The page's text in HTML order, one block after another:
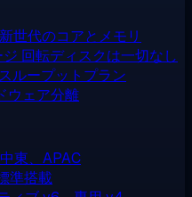
世代のコアとメモリ
回転ディスクは一切なし
ループットプラン
ウェア分離
東、APAC
準搭載